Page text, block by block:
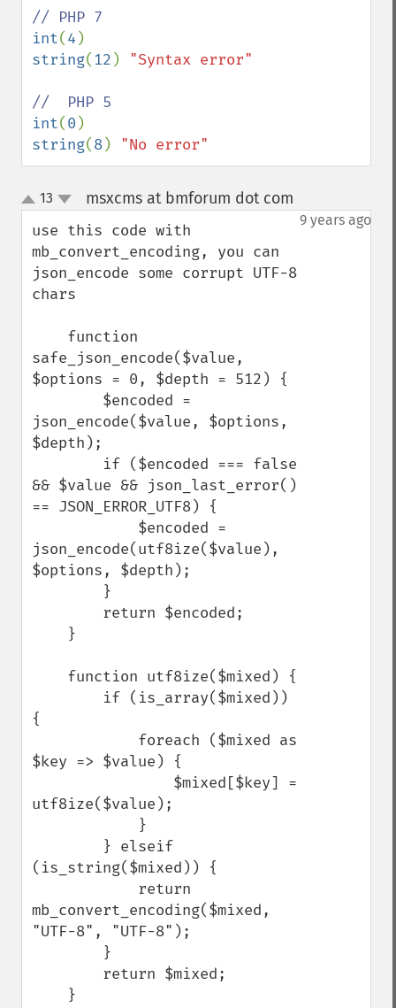
int(4
string(12 ) "Syntax error"
int(0
string(8) "No error"
up
down
13 msxcms at bmforum dot com
9 years ago
use this code with
mb_convert_encoding, you can
json_encode some corrupt UTF-8
chars
safe_json_encode($value,
$options = 0, $depth = 512) {
json_encode($value, $options,
$depth);
&& $value && json_last_error()
== JSON_ERROR_UTF8) {
json_encode(utf8ize($value),
$options, $depth);
{
$key => $value) {
utf8ize($value);
(is_string($mixed)) {
mb_convert_encoding($mixed,
"UTF-8", "UTF-8");
    }